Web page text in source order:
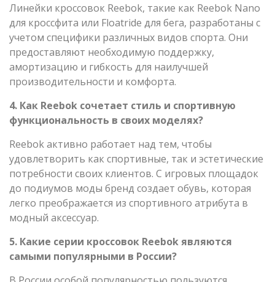
Линейки кроссовок Reebok, такие как Reebok Nano
для кроссфита или Floatride для бега, разработаны с
учетом специфики различных видов спорта. Они
предоставляют необходимую поддержку,
амортизацию и гибкость для наилучшей
производительности и комфорта.
4. Как Reebok сочетает стиль и спортивную
функциональность в своих моделях?
Reebok активно работает над тем, чтобы
удовлетворить как спортивные, так и эстетические
потребности своих клиентов. С игровых площадок
до подиумов моды бренд создает обувь, которая
легко преображается из спортивного атрибута в
модный аксессуар.
5. Какие серии кроссовок Reebok являются
самыми популярными в России?